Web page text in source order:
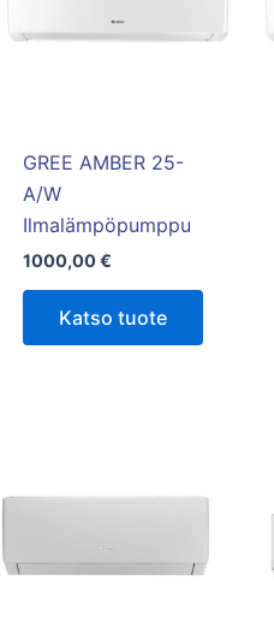
GREE AMBER 25-
A/W
Ilmalämpöpumppu
1000,00€
Katso tuote